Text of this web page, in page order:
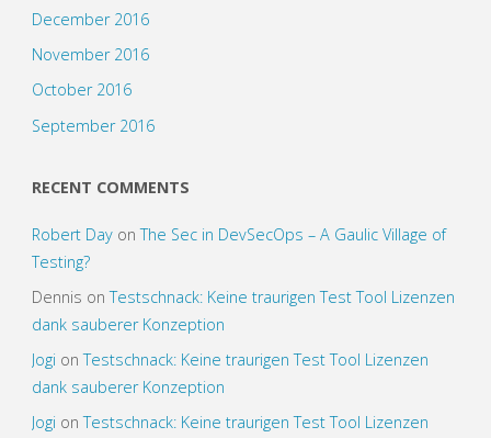
December 2016
November 2016
October 2016
September 2016
RECENT COMMENTS
Robert DayonThe Sec in DevSecOps – A Gaulic Village of
Testing?
Dennis onTestschnack: Keine traurigen Test Tool Lizenzen
dank sauberer Konzeption
Jogi onTestschnack: Keine traurigen Test Tool Lizenzen
dank sauberer Konzeption
Jogi onTestschnack: Keine traurigen Test Tool Lizenzen